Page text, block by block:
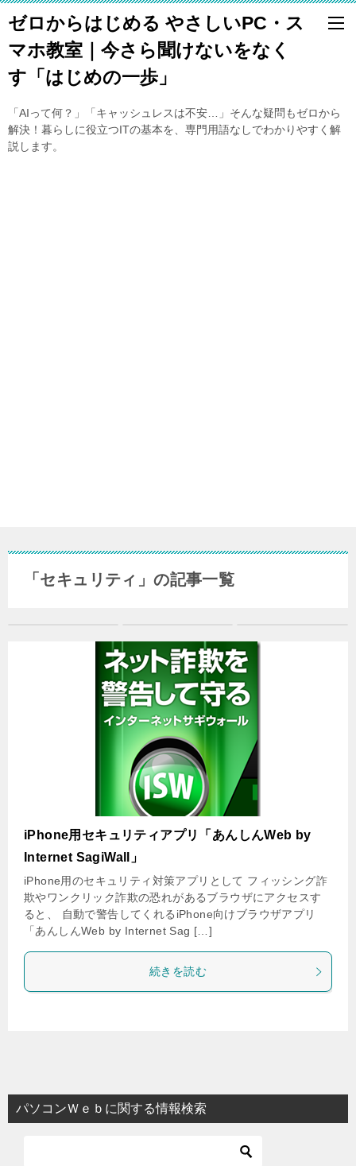
ゼロからはじめる やさしいPC・ス
マホ教室｜今さら聞けないをなく
す「はじめの一歩」
「AIって何？」「キャッシュレスは不安…」そんな疑問もゼロから
解決！暮らしに役立つITの基本を、専門用語なしでわかりやすく解
説します。
「セキュリティ」の記事一覧
iPhone用セキュリティアプリ「あんしんWeb by
Internet SagiWall」
iPhone用のセキュリティ対策アプリとして フィッシング詐
欺やワンクリック詐欺の恐れがあるブラウザにアクセスす
ると、 自動で警告してくれるiPhone向けブラウザアプリ
「あんしんWeb by Internet Sag […]
続きを読む
パソコンＷｅｂに関する情報検索